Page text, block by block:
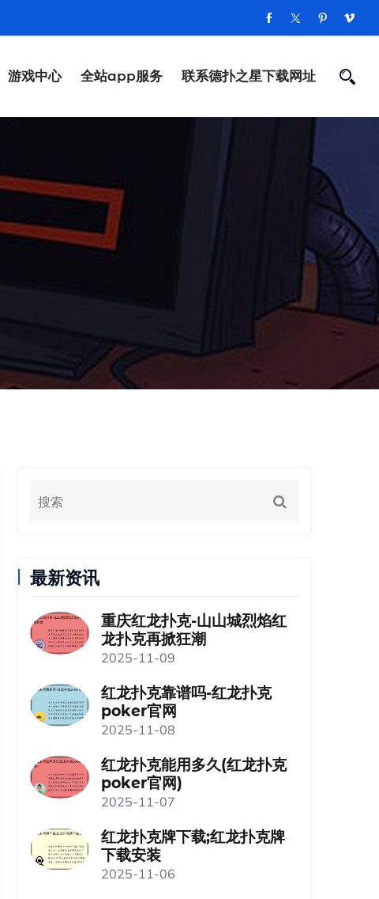
游戏中心 全站app服务 联系德扑之星下载网址
最新资讯
重庆红龙扑克-山山城烈焰红
龙扑克再掀狂潮
2025-11-09
红龙扑克靠谱吗-红龙扑克
poker官网
2025-11-08
红龙扑克能用多久(红龙扑克
poker官网)
2025-11-07
红龙扑克牌下载;红龙扑克牌
下载安装
2025-11-06